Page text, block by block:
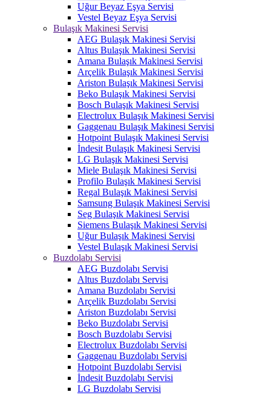
Uğur Beyaz Eşya Servisi
Vestel Beyaz Eşya Servisi
Bulaşık Makinesi Servisi
AEG Bulaşık Makinesi Servisi
Altus Bulaşık Makinesi Servisi
Amana Bulaşık Makinesi Servisi
Arçelik Bulaşık Makinesi Servisi
Ariston Bulaşık Makinesi Servisi
Beko Bulaşık Makinesi Servisi
Bosch Bulaşık Makinesi Servisi
Electrolux Bulaşık Makinesi Servisi
Gaggenau Bulaşık Makinesi Servisi
Hotpoint Bulaşık Makinesi Servisi
İndesit Bulaşık Makinesi Servisi
LG Bulaşık Makinesi Servisi
Miele Bulaşık Makinesi Servisi
Profilo Bulaşık Makinesi Servisi
Regal Bulaşık Makinesi Servisi
Samsung Bulaşık Makinesi Servisi
Seg Bulaşık Makinesi Servisi
Siemens Bulaşık Makinesi Servisi
Uğur Bulaşık Makinesi Servisi
Vestel Bulaşık Makinesi Servisi
Buzdolabı Servisi
AEG Buzdolabı Servisi
Altus Buzdolabı Servisi
Amana Buzdolabı Servisi
Arçelik Buzdolabı Servisi
Ariston Buzdolabı Servisi
Beko Buzdolabı Servisi
Bosch Buzdolabı Servisi
Electrolux Buzdolabı Servisi
Gaggenau Buzdolabı Servisi
Hotpoint Buzdolabı Servisi
İndesit Buzdolabı Servisi
LG Buzdolabı Servisi